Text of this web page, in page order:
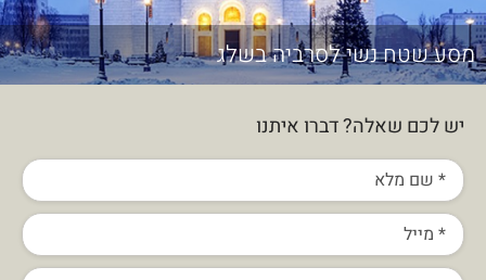
מסע שטח נשי לסרביה בשלג
יש לכם שאלה? דברו איתנו